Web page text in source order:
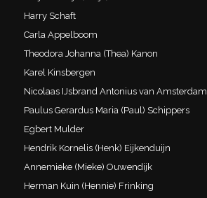
Harry Schaft
Carla Appelboom
Theodora Johanna (Thea) Kanon
Karel Kinsbergen
Nicolaas IJsbrand Antonius van Amsterdam
Paulus Gerardus Maria (Paul) Schippers
Egbert Mulder
Hendrik Kornelis (Henk) Eijkenduijn
Annemieke (Mieke) Ouwendijk
Herman Kuin (Hennie) Frinking